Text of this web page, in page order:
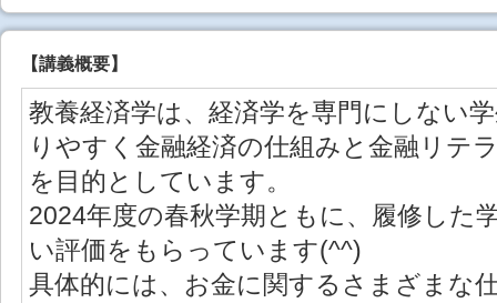
【講義概要】
教養経済学は、経済学を専門にしない
りやすく金融経済の仕組みと金融リテ
を目的としています。
2024年度の春秋学期ともに、履修した
い評価をもらっています(^^)
具体的には、お金に関するさまざまな